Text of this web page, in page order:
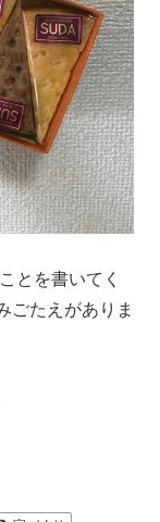
とを書いてく
ごたえがありま